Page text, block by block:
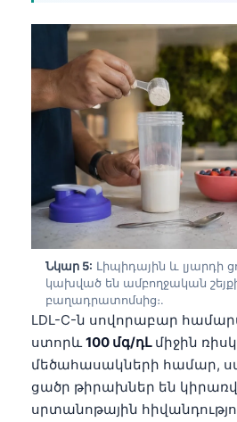
Նկար 5: Լիպիդային և լյարդի
կախված են ամբողջական
բաղադրատոմսից։.
LDL-C-ն սովորաբար
ստորև100 մգ/դԼմիջին
մեծահասակների համար,
ցածր թիրախներ են
սրտանոթային
한국어
Slovenščina
Magyar
Shqip
বাংলা
اردو
मराठी
తెలుగు
தமிழ்
ગુજરાતી
ಕನ್ನಡ
മലയാളം
Bahasa Melayu
Tiếng Việt